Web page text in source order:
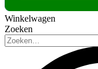
Winkelwagen
Zoeken
Zoeken: